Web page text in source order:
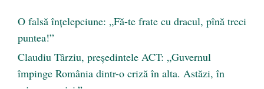
O falsă înțelepciune: „Fă-te frate cu dracul, pînă treci
puntea!”
Claudiu Târziu, președintele ACT: „Guvernul
împinge România dintr-o criză în alta. Astăzi, în